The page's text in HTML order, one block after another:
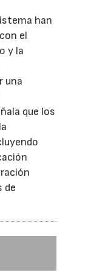
han
el
y la
una
que los
de